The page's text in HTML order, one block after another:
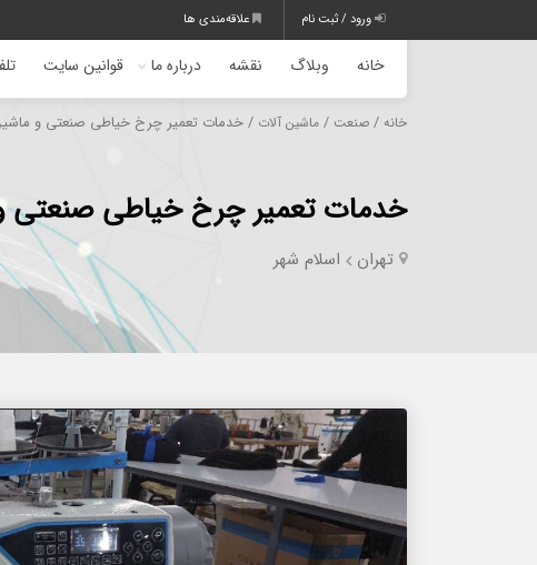
ورود / ثبت نام علاقه‌مندی ها
خانه وبلاگ نقشه درباره ما قوانین سایت
خانه / صنعت / ماشین آلات / خدمات تعمیر چرخ خیاطی صنعتی و
خدمات تعمیر چرخ خیاطی
تهران اسلام شهر